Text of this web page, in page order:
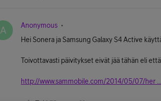
A Anonymous
Hei Sonera ja Samsung Galaxy S4 Active
Toivottavasti päivitykset eivät jää tähän eli
http://www.sammobile.com/2014/05/07/her